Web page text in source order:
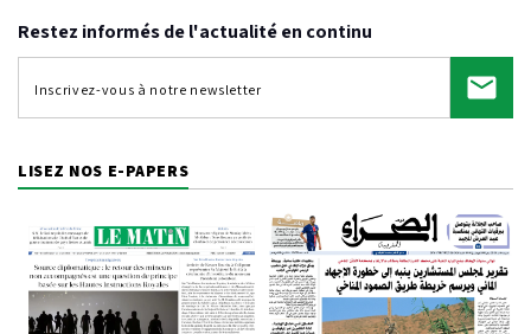
Restez informés de l'actualité en continu
LISEZ NOS E-PAPERS